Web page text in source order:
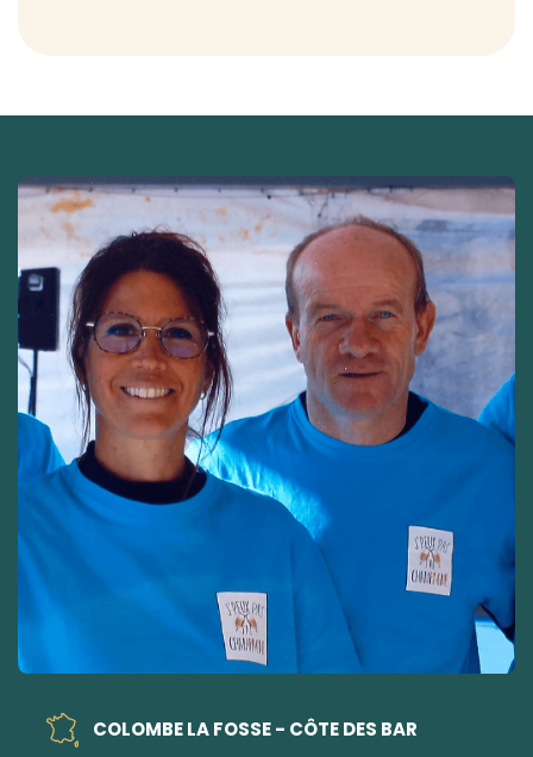
COLOMBE LA FOSSE - CÔTE DES BAR